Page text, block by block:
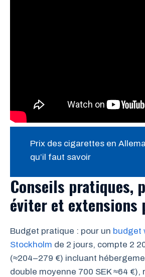
Prix des cigarettes en
qu’il faut savoir
Conseils pratiques,
éviter et extensions
Budget pratique : pour un budget
Stockholm de 2 jours, compte 2
(≈204–279 €) incluant
double moyenne 700 SEK ≈64 €),